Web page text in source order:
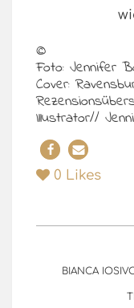
©
Foto: Jennifer
Cover:
Illustrator//
0 Likes
BIANCA